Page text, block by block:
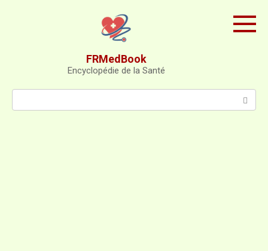
FRMedBook
Encyclopédie de la Santé